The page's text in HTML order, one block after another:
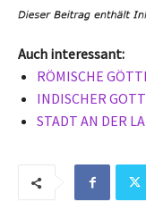
Auch interessant:
RÖMISCHE
INDISCHER
STADT AN DER